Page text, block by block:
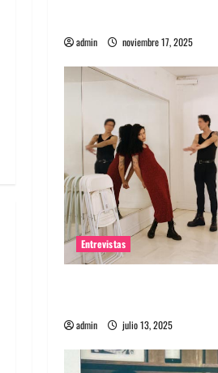
admin noviembre 17, 2025
Entrevistas
admin julio 13, 2025